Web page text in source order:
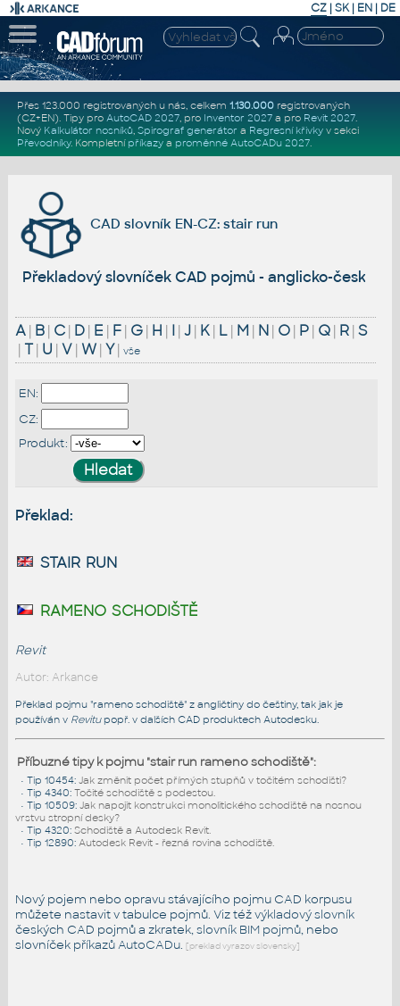
CZ | SK| EN | DE
Přes 123.000 registrovaných u nás, celkem 1.130.000registrovaných
(CZ+EN). Tipy pro AutoCAD 2027, pro Inventor 2027a pro Revit 2027.
Nový Kalkulátor nosníků, Spirograf generátor a Regresní křivkyv sekci
Převodníky. Kompletní příkazya proměnné AutoCADu 2027.
CAD slovník EN-CZ: stair run
Překladový slovníček CAD pojmů - anglicko-český
A| B| C| D| E | F| G| H | I| J| K| L| M| N| O| P| Q| R| S
| T| U | V| W| Y| vše
EN:
CZ:
Produkt:
Překlad:
stair run
rameno schodiště
Revit
Autor: Arkance
Překlad pojmu "rameno schodiště" z angličtiny do češtiny, tak jak je
používán v Revitupopř. v dalších CAD produktech Autodesku.
Příbuzné tipy k pojmu "stair run rameno schodiště":
• Tip 10454: Jak změnit počet přímých stupňů v točitém schodišti?
• Tip 4340: Točité schodiště s podestou.
• Tip 10509: Jak napojit konstrukci monolitického schodiště na nosnou
vrstvu stropní desky?
• Tip 4320: Schodiště a Autodesk Revit.
• Tip 12890: Autodesk Revit - řezná rovina schodiště.
Nový pojem nebo opravu stávajícího pojmu CAD korpusu
můžete nastavit v tabulce pojmů. Viz téžvýkladový slovník
českých CAD pojmů a zkratek,slovník BIM pojmů, nebo
slovníček příkazů AutoCADu. [preklad vyrazov slovensky]